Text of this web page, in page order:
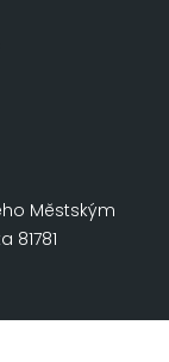
Městským
81781